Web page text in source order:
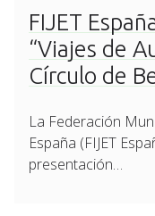
FIJET
“Viajes de
Círculo de
La Federación
España (FIJET
presentación…